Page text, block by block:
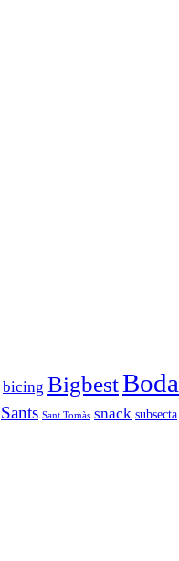
bicing BigbestBoda
Sants Sant Tomàs snack subsecta